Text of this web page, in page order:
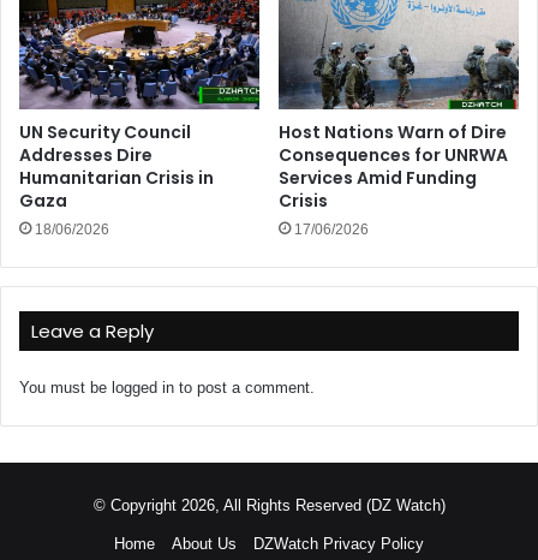
UN Security Council
Addresses Dire
Humanitarian Crisis in
Gaza
18/06/2026
Host Nations Warn of Dire
Consequences for UNRWA
Services Amid Funding
Crisis
17/06/2026
Leave a Reply
You must be logged in to post a comment.
© Copyright 2026, All Rights Reserved (DZ Watch)
Home About Us DZWatch Privacy Policy